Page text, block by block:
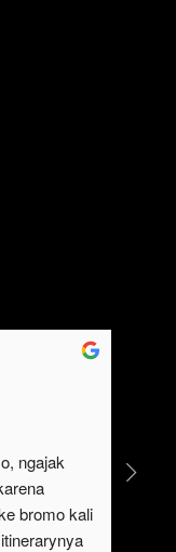
ngajak
bromo kali